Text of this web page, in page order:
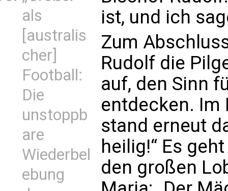
als
[australis
cher]
Football:
Die
unstoppb
are
Wiederbel
ebung
ist, und ich
Zum
Rudolf die
auf, den Sinn
entdecken.
stand erneut
heilig!“ Es
den großen